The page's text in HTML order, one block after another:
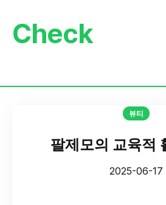
Check
뷰티
팔제모의 교육적
2025-06-17